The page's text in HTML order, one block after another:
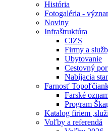
História
Fotogaléria -
Noviny
Infraštruktúra
CIZS
Firmy a
Ubytovanie
Cestovný
Nabíjacia
Farnosť
Farské
Program
Katalog firiem
Voľby a referendá